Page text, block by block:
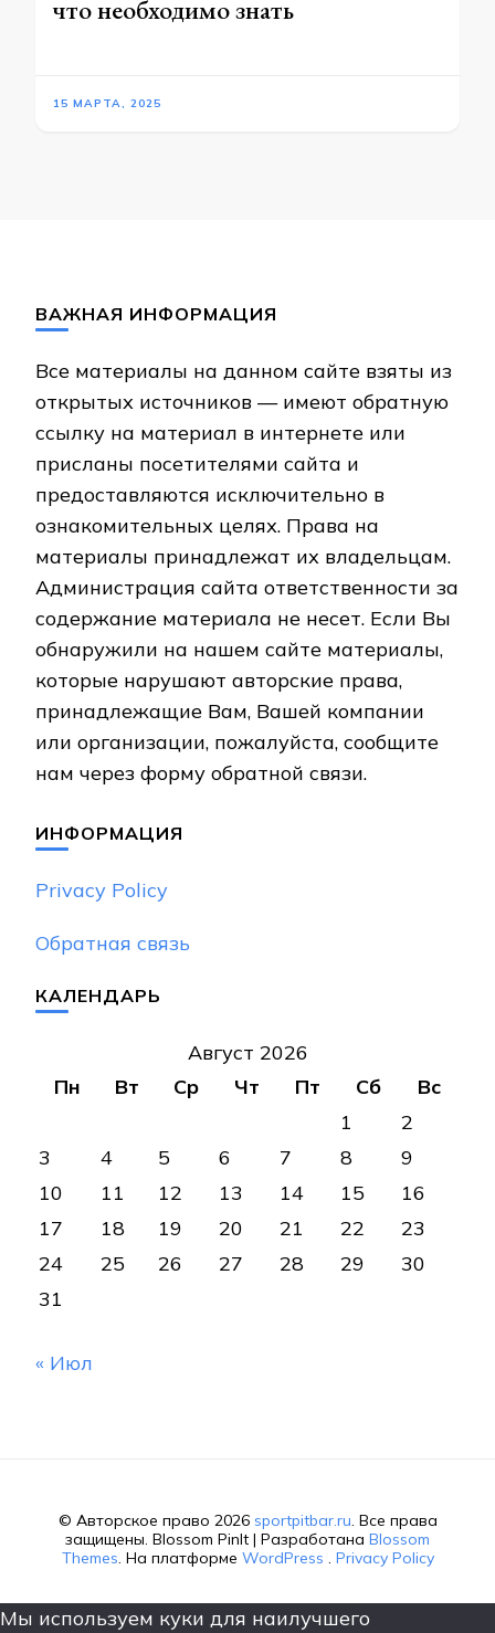
что необходимо знать
15 МАРТА, 2025
ВАЖНАЯ ИНФОРМАЦИЯ
Все материалы на данном сайте взяты из
открытых источников — имеют обратную
ссылку на материал в интернете или
присланы посетителями сайта и
предоставляются исключительно в
ознакомительных целях. Права на
материалы принадлежат их владельцам.
Администрация сайта ответственности за
содержание материала не несет. Если Вы
обнаружили на нашем сайте материалы,
которые нарушают авторские права,
принадлежащие Вам, Вашей компании
или организации, пожалуйста, сообщите
нам через форму обратной связи.
ИНФОРМАЦИЯ
Privacy Policy
Обратная связь
КАЛЕНДАРЬ
Август 2026
Пн
Вт Ср Чт Пт Сб
Вс
1
2
3
4 5 6 7 8
9
10
11 12 13 14 15
16
17
18 19 20 21 22
23
24
25 26 27 28 29
30
31
« Июл
© Авторское право 2026 sportpitbar.ru. Все права
защищены. Blossom PinIt | Разработана Blossom
Themes. На платформе WordPress . Privacy Policy
Мы используем куки для наилучшего